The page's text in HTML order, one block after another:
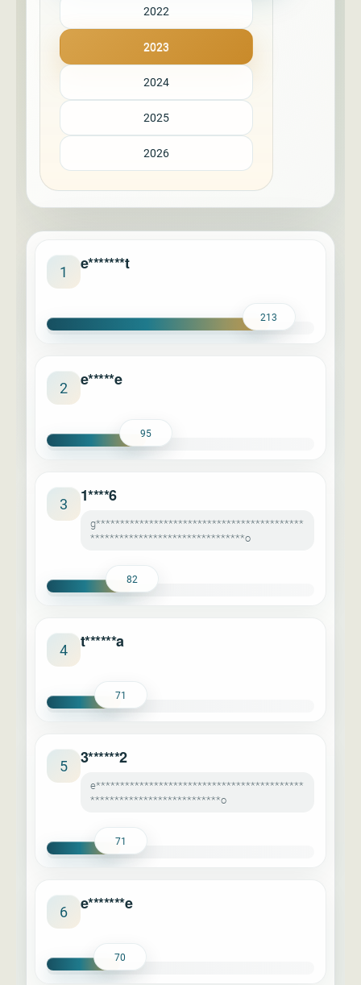
2022
2023
2024
2025
2026
1 e*******t
213
2 e*****e
95
3 1****6
g*******************************************
********************************o
82
4 t******a
71
5 3******2
e*******************************************
***************************o
71
6 e*******e
70